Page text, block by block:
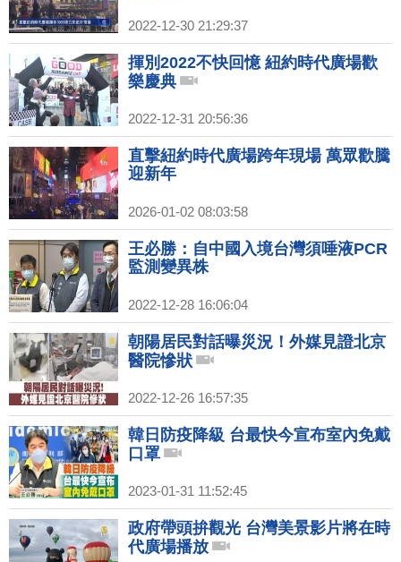
2022-12-30 21:29:37
揮別2022不快回憶 紐約時代廣場歡
樂慶典
2022-12-31 20:56:36
直擊紐約時代廣場跨年現場 萬眾歡騰
迎新年
2026-01-02 08:03:58
王必勝：自中國入境台灣須唾液PCR
監測變異株
2022-12-28 16:06:04
朝陽居民對話曝災況！外媒見證北京
醫院慘狀
2022-12-26 16:57:35
韓日防疫降級 台最快今宣布室內免戴
口罩
2023-01-31 11:52:45
政府帶頭拚觀光 台灣美景影片將在時
代廣場播放